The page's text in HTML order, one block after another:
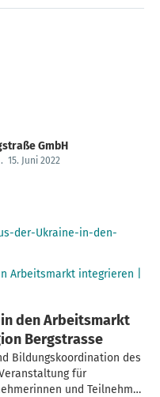
GmbH
. 15. Juni 2022
der-Ukraine-in-den-
den Arbeitsmarkt
Bergstrasse
Bildungskoordination des
für
und Teilnehmer